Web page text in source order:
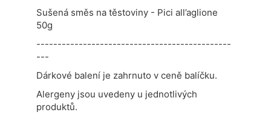
Sušená směs na těstoviny - Pici all’aglione
50g
----------------------------------------------
---
Dárkové balení je zahrnuto v ceně balíčku.
Alergeny jsou uvedeny u jednotlivých
produktů.